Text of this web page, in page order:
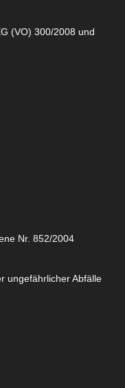
(VO) 300/2008 und
Nr. 852/2004
ungefährlicher Abfälle